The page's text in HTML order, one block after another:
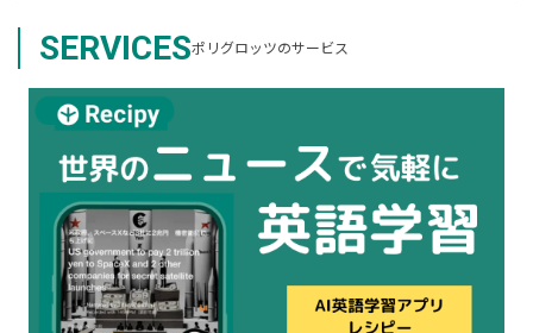
SERVICESポリグロッツのサービス